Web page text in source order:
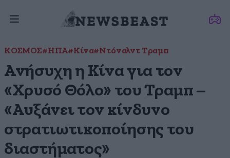
ΚΟΣΜΟΣ#ΗΠΑ#Κίνα#Ντόναλντ Τραμπ
Ανήσυχη η Κίνα για τον
«Χρυσό Θόλο» του Τραμπ –
«Αυξάνει τον κίνδυνο
στρατιωτικοποίησης του
διαστήματος»